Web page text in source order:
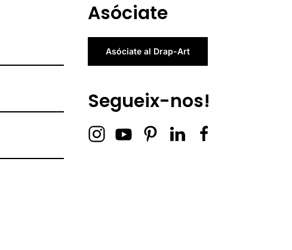
Asóciate
Asóciate al Drap-Art
Segueix-nos!